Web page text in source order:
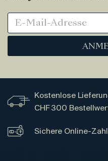
Kostenlose
CHF 300
Sichere Online-